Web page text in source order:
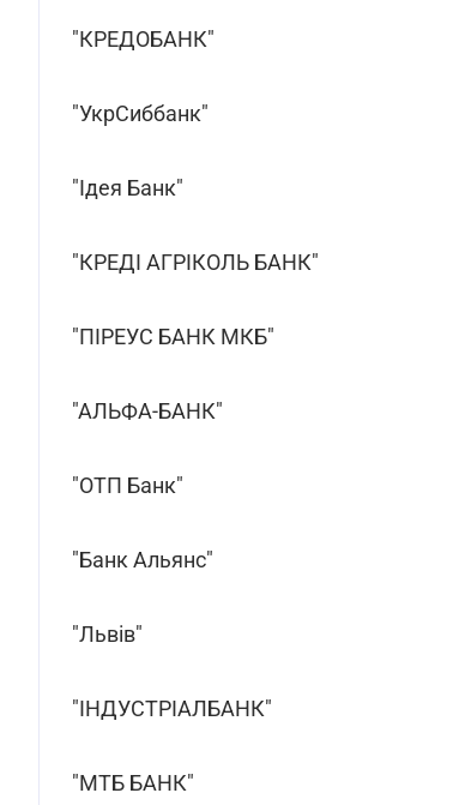
"КРЕДОБАНК"
"УкрСиббанк"
"Ідея Банк"
"КРЕДІ АГРІКОЛЬ БАНК"
"ПІРЕУС БАНК МКБ"
"АЛЬФА-БАНК"
"ОТП Банк"
"Банк Альянс"
"Львів"
"ІНДУСТРІАЛБАНК"
"МТБ БАНК"